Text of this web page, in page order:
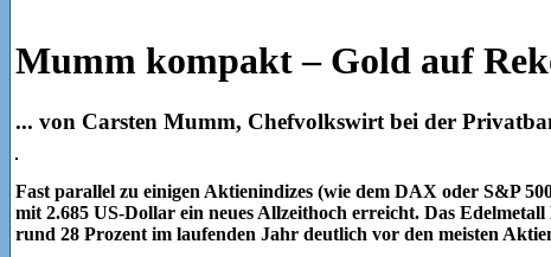
Mumm kompakt – Gold auf
... von Carsten Mumm, Chefvolkswirt bei der
Fast parallel zu einigen Aktienindizes (wie dem DAX oder S&P
mit 2.685 US-Dollar ein neues Allzeithoch erreicht. Das
rund 28 Prozent im laufenden Jahr deutlich vor den meisten